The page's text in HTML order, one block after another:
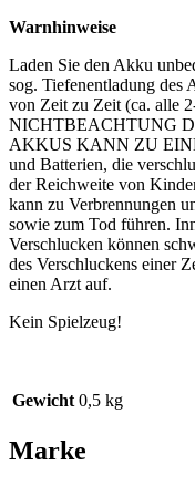
Warnhinweise
Laden Sie den Akku
sog. Tiefenentladung des
von Zeit zu Zeit (ca. alle
NICHTBEACHTUNG
AKKUS KANN ZU
und Batterien, die
der Reichweite von
kann zu Verbrennungen
sowie zum Tod führen.
Verschlucken können
des Verschluckens einer
einen Arzt auf.
Kein Spielzeug!
Gewicht 0,5 kg
Marke